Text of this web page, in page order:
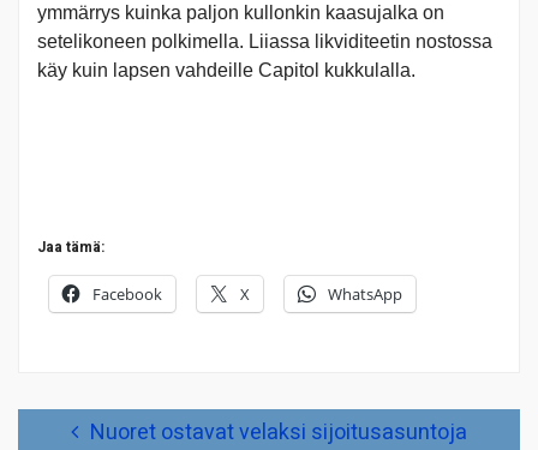
ymmärrys kuinka paljon kullonkin kaasujalka on
setelikoneen polkimella. Liiassa likviditeetin nostossa
käy kuin lapsen vahdeille Capitol kukkulalla.
Jaa tämä:
Facebook X WhatsApp
ArtikkelienNuoret ostavat velaksi sijoitusasuntoja